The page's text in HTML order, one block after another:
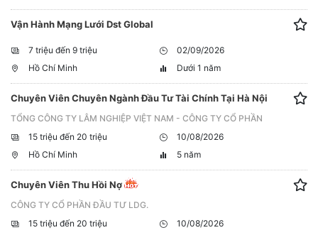
Vận Hành Mạng Lưới Dst Global
7 triệu đến 9 triệu
02/09/2026
Hồ Chí Minh
Dưới 1 năm
Chuyên Viên Chuyên Ngành Đầu Tư Tài Chính Tại Hà Nội
TỔNG CÔNG TY LÂM NGHIỆP VIỆT NAM - CÔNG TY CỔ PHẦN
15 triệu đến 20 triệu
10/08/2026
Hồ Chí Minh
5 năm
Chuyên Viên Thu Hồi Nợ
CÔNG TY CỔ PHẦN ĐẦU TƯ LDG.
15 triệu đến 20 triệu
10/08/2026